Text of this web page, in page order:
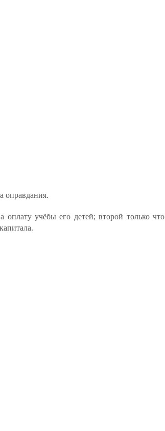
оправдания.
оплату учёбы его детей; второй только что